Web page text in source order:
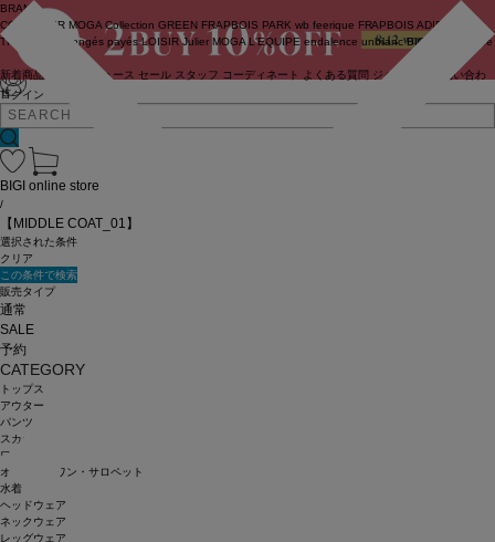
ログイン
BRAND
COUTURIER MOGA Collection GREEN FRAPBOIS PARK wb feerique FRAPBOIS ADIEU
TRISTESSE
congés payés LOISIR Julier MOGA L'EQUIPE endalence unbilanc BIGI online store
新着商品 ニュース セール スタッフ コーディネート よくある質問 ジャーナル
お問い合わ
せ
BIGI online store
/
【MIDDLE COAT_01】
選択された条件
クリア
この条件で検索
販売タイプ
通常
SALE
予約
CATEGORY
トップス
アウター
パンツ
スカート
ワンピース
オールインワン・サロペット
水着
ヘッドウェア
ネックウェア
レッグウェア